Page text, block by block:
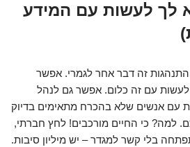
בא לך לעשות עם המידע
זה דבר אחר לגמרי. אפשר
עם זה כלום. אפשר גם לנהל
עם אנשים שלא בהכרח מתאימים בדיוק
למה? כי החיים מורכבים! לחץ חברתי,
בלי קשר למגדר – יש מיליון סיבות.